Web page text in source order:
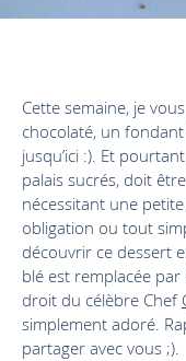
Cette semaine, je
chocolaté, un
jusqu’ici :). Et
palais sucrés, doit
nécessitant une
obligation ou tout
découvrir ce dessert
blé est remplacée
droit du célèbre Chef
simplement adoré.
partager avec vous ;).